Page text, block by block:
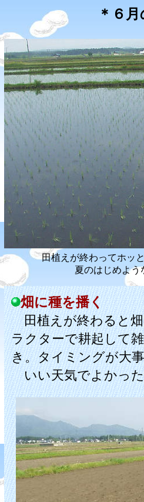
＊６
田植えが終わってホッ
夏のはじめよう
畑に種を播く
田植えが終わると畑
ラクターで耕起して
き。タイミングが大
いい天気でよかっ